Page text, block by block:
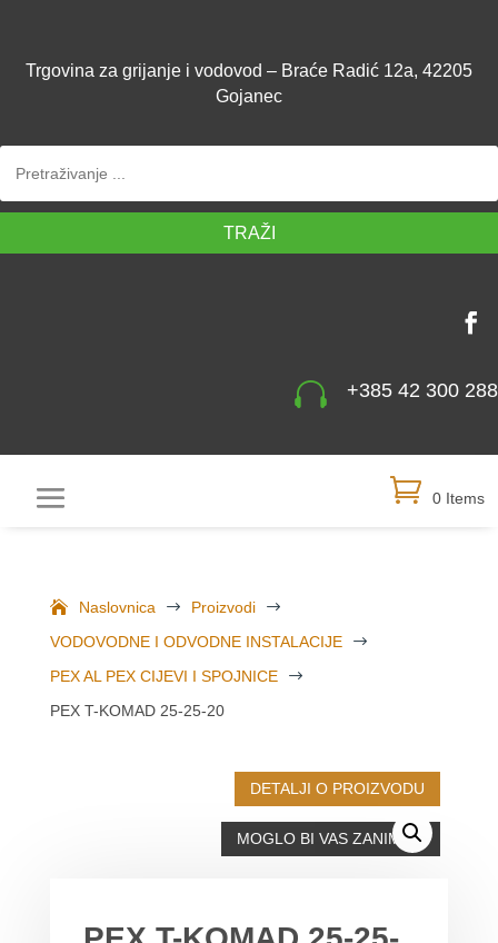
Trgovina za grijanje i vodovod – Braće Radić 12a, 42205
Gojanec
TRAŽI
 +385 42 300 288
0 Items
Naslovnica $ Proizvodi
$
VODOVODNE I ODVODNE INSTALACIJE
$
PEX AL PEX CIJEVI I SPOJNICE
$
PEX T-KOMAD 25-25-20
DETALJI O PROIZVODU
MOGLO BI VAS ZANIMATI